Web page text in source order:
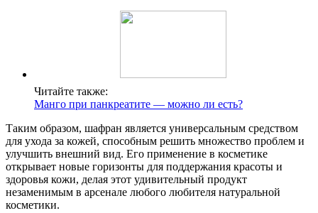
Читайте также:
Манго при панкреатите — можно ли есть?
Таким образом, шафран является универсальным средством
для ухода за кожей, способным решить множество проблем и
улучшить внешний вид. Его применение в косметике
открывает новые горизонты для поддержания красоты и
здоровья кожи, делая этот удивительный продукт
незаменимым в арсенале любого любителя натуральной
косметики.